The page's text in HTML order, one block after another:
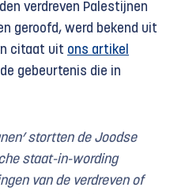
verdreven Palestijnen
geroofd, werd bekend uit
citaat uit ons artikel
gebeurtenis die in
stortten de Joodse
staat-in-wording
van de verdreven of